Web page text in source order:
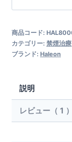
ロ
ー
ロ
ゼ
商品コード:
カテゴリー: 禁煙治療
ブランド: Haleon
説明
レビュー（ 1 ）